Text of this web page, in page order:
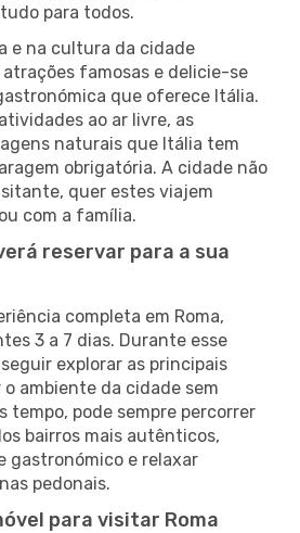
para todos.
e na cultura da cidade
famosas e delicie-se
que oferece Itália.
ao ar livre, as
naturais que Itália tem
obrigatória. A cidade não
quer estes viajem
com a família.
reservar para a sua
completa em Roma,
3 a 7 dias. Durante esse
explorar as principais
ambiente da cidade sem
tempo, pode sempre percorrer
bairros mais autênticos,
gastronómico e relaxar
pedonais.
para visitar Roma